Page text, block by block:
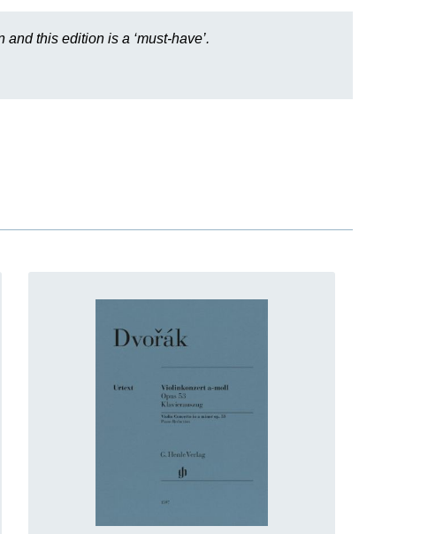
this edition is a ‘must-have’.